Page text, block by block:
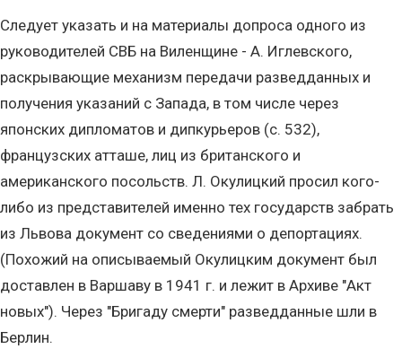
Следует указать и на материалы допроса одного из
руководителей СВБ на Виленщине - А. Иглевского,
раскрывающие механизм передачи разведданных и
получения указаний с Запада, в том числе через
японских дипломатов и дипкурьеров (с. 532),
французских атташе, лиц из британского и
американского посольств. Л. Окулицкий просил кого-
либо из представителей именно тех государств забрать
из Львова документ со сведениями о депортациях.
(Похожий на описываемый Окулицким документ был
доставлен в Варшаву в 1941 г. и лежит в Архиве "Акт
новых"). Через "Бригаду смерти" разведданные шли в
Берлин.